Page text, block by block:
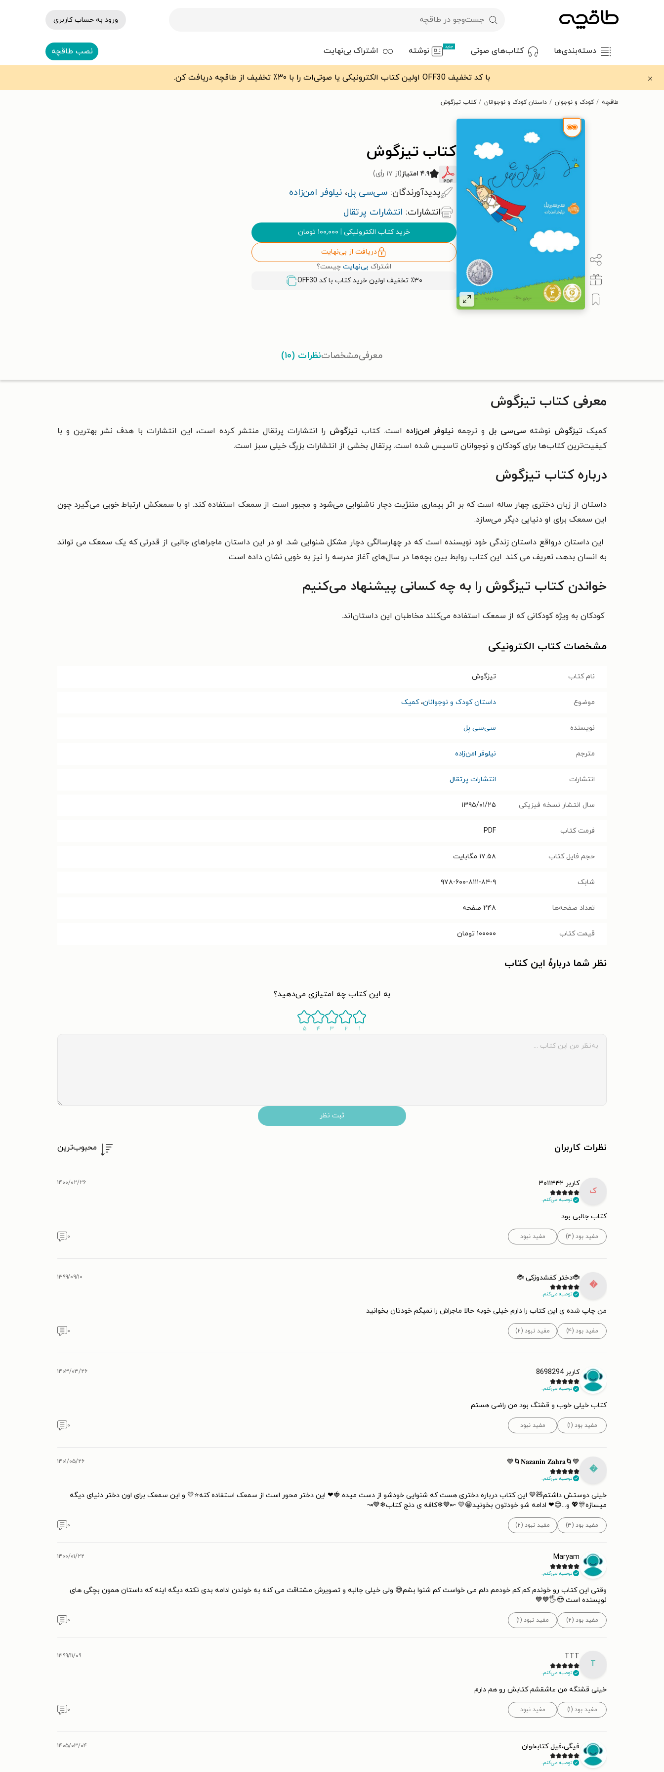
ورود به حساب کاربری
دسته‌بندی‌ها کتاب‌های صوتی جدید نوشته اشتراک بی‌نهایت نصب طاقچه
با کد تخفیف OFF30 اولین کتاب الکترونیکی یا صوتی‌ات را با ۳۰٪ تخفیف از طاقچه دریافت کن.
طاقچه کودک و نوجوان داستان کودک و نوجوانان کتاب تیزگوش
کتاب تیزگوش
۴.۹ امتیاز (از ۱۷ رأی)
پدیدآورندگان: سی‌سی بِل، نیلوفر امن‌زاده
انتشارات: انتشارات پرتقال
خرید کتاب الکترونیکی ۱۰۰,۰۰۰ تومان
دریافت از بی‌نهایت
اشتراک بی‌نهایت چیست؟
٪۳۰ تخفیف اولین خرید کتاب با کد
OFF30
معرفیمشخصاتنظرات (۱۰)
معرفی کتاب تیزگوش
کمیک تیزگوش نوشته سی‌سی‌ بل و ترجمه نیلوفر امن‌زاده است. کتاب تیزگوش را انتشارات پرتقال منتشر کرده است، این انتشارات با هدف نشر بهترین و با
کیفیت‌ترین کتاب‌ها برای کودکان و نوجوانان تاسیس شده است. پرتقال بخشی از انتشارات بزرگ خیلی سبز است.
درباره کتاب تیزگوش
داستان از زبان دختری چهار ساله است که بر اثر بیماری مننژیت دچار ناشنوایی می‌شود و مجبور است از سمعک استفاده کند. او با سمعکش ارتباط خوبی می‌گیرد چون
این سمعک برای او دنیایی دیگر می‌سازد.
این داستان درواقع داستان زندگی خود نویسنده است که در چهارسالگی دچار مشکل شنوایی شد. او در این داستان ماجراهای جالبی از قدرتی که یک سمعک می تواند
به انسان بدهد، تعریف می کند. این کتاب روابط بین بچه‌ها در سال‌های آغاز مدرسه را نیز به خوبی نشان داده است.
خواندن کتاب تیزگوش را به چه کسانی پیشنهاد می‌کنیم
کودکان به ویژه کودکانی که از سمعک استفاده می‌کنند مخاطبان این داستان‌اند.
مشخصات کتاب الکترونیکی
نام کتاب تیزگوش
موضوع داستان کودک و نوجوانان،کمیک
نویسنده سی‌سی بِل
مترجم نیلوفر امن‌زاده
انتشارات انتشارات پرتقال
سال انتشار نسخه فیزیکی ۱۳۹۵/۰۱/۲۵
فرمت کتاب PDF
حجم فایل کتاب ۱۷.۵۸ مگابایت
شابک ۹۷۸-۶۰۰-۸۱۱۱-۸۴-۹
تعداد صفحه‌ها ۲۴۸ صفحه
قیمت کتاب ۱۰۰۰۰۰ تومان
نظر شما دربارهٔ این کتاب
به این کتاب چه امتیازی می‌دهید؟
۱ ۲ ۳ ۴ ۵
ثبت نظر
نظرات کاربران محبوب‌ترین
ک
کاربر ۳۰۱۱۴۴۲
توصیه می‌کنم.
۱۴۰۰/۰۲/۲۶
کتاب جالبی بود
مفید بود (۳) مفید نبود ۰

🐞دختر کفشدوزکی 🐞
توصیه می‌کنم.
۱۳۹۹/۰۹/۱۰
من چاپ شده ی این کتاب را دارم خیلی خوبه حالا ماجراش را نمیگم خودتان بخوانید
مفید بود (۴) مفید نبود (۲) ۰
کاربر 8698294
توصیه می‌کنم.
۱۴۰۳/۰۳/۲۶
کتاب خیلی خوب و قشنگ بود من راضی هستم
مفید بود (۱) مفید نبود ۰

💙🌀𝐍𝐚𝐳𝐚𝐧𝐢𝐧 𝐙𝐚𝐡𝐫𝐚🌀💙
توصیه می‌کنم.
۱۴۰۱/۰۵/۲۶
خیلی دوستش داشتم🧸💙 این کتاب درباره دختری هست که شنوایی خودشو از دست میده.🍓❤ این دختر محور است از سمعک استفاده کنه⭐💛 و این سمعک برای اون دختر دنیای دیگه
میسازه🎊💖 و...😊❤ ادامه شو خودتون بخونید😁💛 ↜💙❄کافه ی دنج کتاب❄💙↝
مفید بود (۳) مفید نبود (۲) ۰
Maryam
توصیه می‌کنم.
۱۴۰۰/۰۱/۲۲
وقتی این کتاب رو خوندم کم کم خودمم دلم می خواست کم شنوا بشم😅 ولی خیلی جالبه و تصویرش مشتاقت می کنه به خوندن ادامه بدی نکته دیگه اینه که داستان همون بچگی های
نویسنده است 😎🖐️💙💙
مفید بود (۲) مفید نبود (۱) ۰
T
TTT
توصیه می‌کنم.
۱۳۹۹/۱۱/۰۹
خیلی قشنگه من عاشقشم کتابش رو هم دارم
مفید بود (۱) مفید نبود ۰
فیگی،فیل کتابخوان
توصیه می‌کنم.
۱۴۰۵/۰۳/۰۴